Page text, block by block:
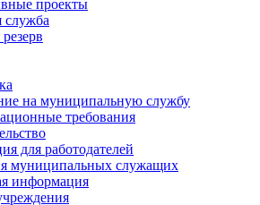
проекты
на муниципальную службу
требования
для работодателей
муниципальных служащих
информация